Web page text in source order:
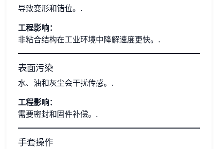
导致变形和错位。.
工程影响：
非粘合结构在工业环境中降解速度更快。.
表面污染
水、油和灰尘会干扰传感。.
工程影响：
需要密封和固件补偿。.
手套操作